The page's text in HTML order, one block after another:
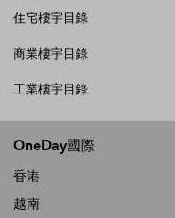
住宅樓宇目錄
商業樓宇目錄
工業樓宇目錄
OneDay國際
香港
越南